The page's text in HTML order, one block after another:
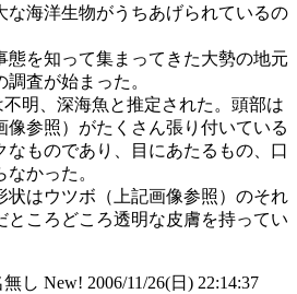
な海洋生物がうちあげられているの
態を知って集まってきた大勢の地元
査が始まった。
明、深海魚と推定された。頭部は
像参照）がたくさん張り付いている
なものであり、目にあたるもの、口
かった。
状はウツボ（上記画像参照）のそれ
ところどころ透明な皮膚を持ってい
し New! 2006/11/26(日) 22:14:37